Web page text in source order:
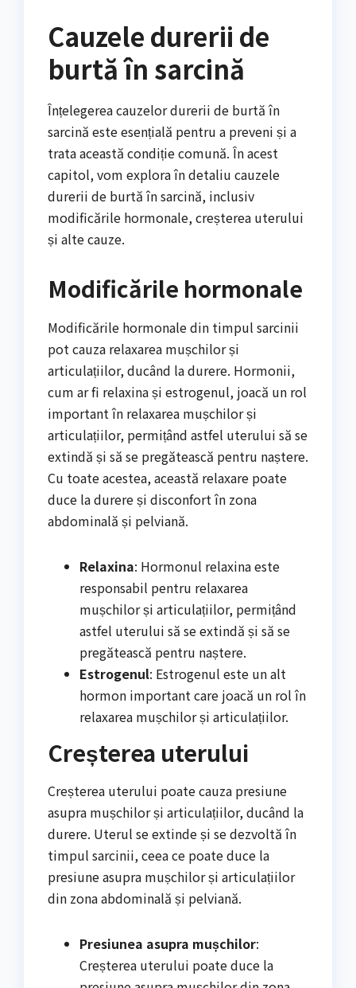
Cauzele durerii de
burtă în sarcină
Înțelegerea cauzelor durerii de burtă în
sarcină este esențială pentru a preveni și a
trata această condiție comună. În acest
capitol, vom explora în detaliu cauzele
durerii de burtă în sarcină, inclusiv
modificările hormonale, creșterea uterului
și alte cauze.
Modificările hormonale
Modificările hormonale din timpul sarcinii
pot cauza relaxarea mușchilor și
articulațiilor, ducând la durere. Hormonii,
cum ar fi relaxina și estrogenul, joacă un rol
important în relaxarea mușchilor și
articulațiilor, permițând astfel uterului să se
extindă și să se pregătească pentru naștere.
Cu toate acestea, această relaxare poate
duce la durere și disconfort în zona
abdominală și pelviană.
Relaxina: Hormonul relaxina este
responsabil pentru relaxarea
mușchilor și articulațiilor, permițând
astfel uterului să se extindă și să se
pregătească pentru naștere.
Estrogenul: Estrogenul este un alt
hormon important care joacă un rol în
relaxarea mușchilor și articulațiilor.
Creșterea uterului
Creșterea uterului poate cauza presiune
asupra mușchilor și articulațiilor, ducând la
durere. Uterul se extinde și se dezvoltă în
timpul sarcinii, ceea ce poate duce la
presiune asupra mușchilor și articulațiilor
din zona abdominală și pelviană.
Presiunea asupra mușchilor:
Creșterea uterului poate duce la